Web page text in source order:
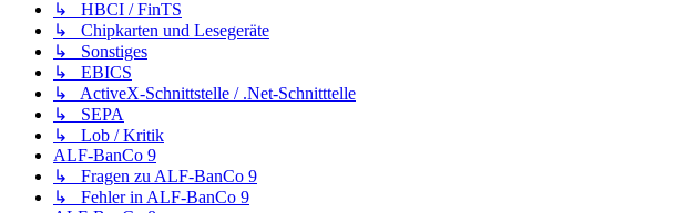
↳ HBCI / FinTS
↳ Chipkarten und Lesegeräte
↳ Sonstiges
↳ EBICS
↳ ActiveX-Schnittstelle / .Net-Schnitttelle
↳ SEPA
↳ Lob / Kritik
ALF-BanCo 9
↳ Fragen zu ALF-BanCo 9
↳ Fehler in ALF-BanCo 9